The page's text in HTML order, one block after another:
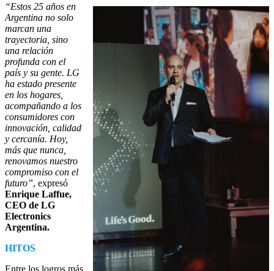
“Estos 25 años en
Argentina no solo
marcan una
trayectoria, sino
una relación
profunda con el
país y su gente. LG
ha estado presente
en los hogares,
acompañando a los
consumidores con
innovación, calidad
y cercanía. Hoy,
más que nunca,
renovamos nuestro
compromiso con el
futuro”, expresó
Enrique Laffue,
CEO de LG
Electronics
Argentina.
HITOS
Entre los logros más